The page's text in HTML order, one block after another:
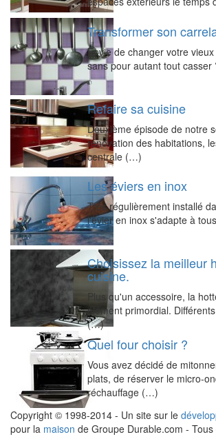
Transformer son
Envie de changer votre
sans pour autant tout
Refaire sa cuisine
Deuxième épisode de notre
rénovation des habitations,
centrale (…)
Les éviers en inox
Très régulièrement installé
l'évier en inox s'adapte à
Choisissez la meilleur
cuisine.
Plus qu'un accessoire, la
élément primordial.
(…)
Quel four choisir ?
Vous avez décidé de
plats, de réserver le micro-
réchauffage (…)
Copyright © 1998-2014 - Un site sur le
pour la maison de Groupe Durable.com -